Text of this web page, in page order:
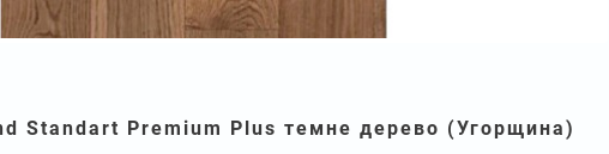
Standart Premium Plus темне дерево (Угорщина)